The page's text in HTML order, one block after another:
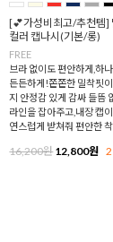
[💕가성비최고/추천템]
컬러 캡나시(기본/롱)
FREE
브라 없이도 편안하게,하
든든하게!쫀쫀한 밀착핏
지 안정감 있게 감싸 들뜸
라인을 잡아주고,내장 캡
연스럽게 받쳐줘 편안한
16,200원12,800원